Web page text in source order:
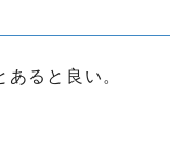
ると良い。